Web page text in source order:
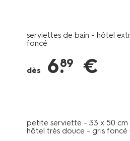
toilette/serviettes-
de-
bain/serviette-
de-
gris-
fonce-
serviettes de bain - hôtel
foncé
dès 6.
89 €
petite serviette - 33 x 50 cm
hôtel très douce - gris foncé